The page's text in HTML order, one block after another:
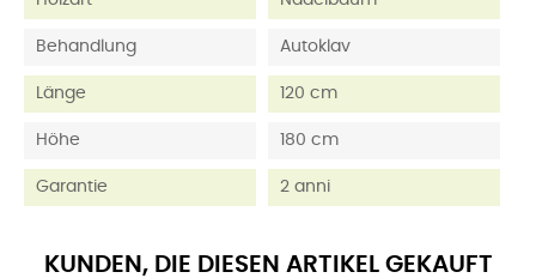
Behandlung Autoklav
Länge 120 cm
Höhe 180 cm
Garantie 2 anni
KUNDEN, DIE DIESEN ARTIKEL GEKAUFT